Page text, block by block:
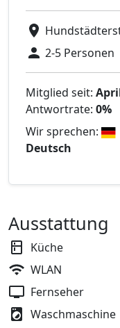
2-5 Personen
Mitglied seit:
Antwortrate: 0%
Wir sprechen:
Deutsch
Ausstattung
Küche
WLAN
Fernseher
Waschmaschine